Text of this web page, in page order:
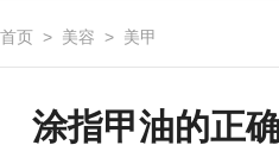
首页 > 美容 > 美甲
涂指甲油的正